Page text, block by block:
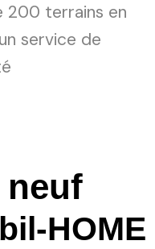
200 terrains en
service de
neuf
HOME